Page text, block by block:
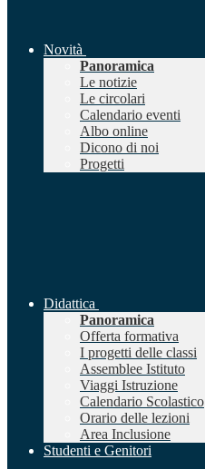
Novità
Panoramica
Le notizie
Le circolari
Calendario eventi
Albo online
Dicono di noi
Progetti
Didattica
Panoramica
Offerta formativa
I progetti delle classi
Assemblee Istituto
Viaggi Istruzione
Calendario Scolastico
Orario delle lezioni
Area Inclusione
Studenti e Genitori